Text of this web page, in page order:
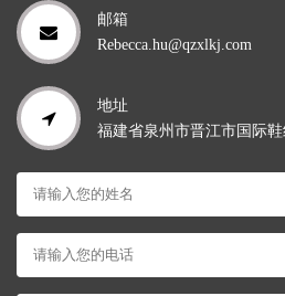
邮箱
Rebecca.hu@qzxlkj.com
地址
福建省泉州市晋江市国际鞋